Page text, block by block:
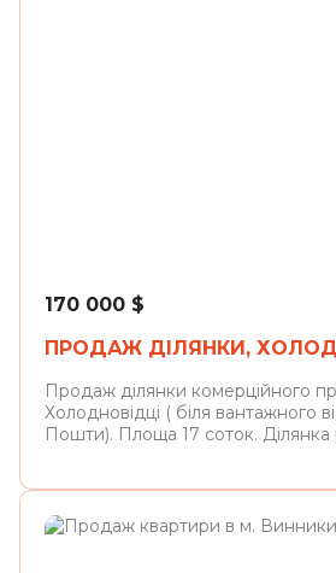
170 000 $
ПРОДАЖ ДІЛЯНКИ,
Продаж ділянки комерційного
Холодновідці ( біля вантажного
Пошти). Площа 17 соток. Ділянка